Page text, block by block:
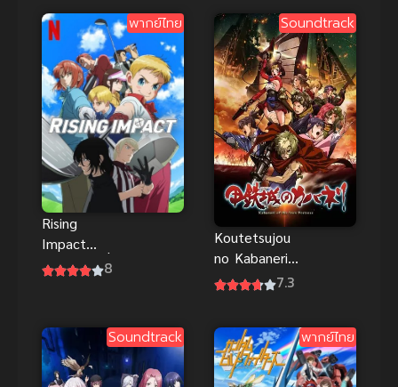
สเก็ต พากย์
ไทย
ที่ถูกไล่ออกจาก
ปาร์ตี้ผู้กล้าถูก
นักผจญภัย
ระดับ S รับตัว
ไป
พากย์ไทย
Rising
Impact
(2024) ไรซิ่ง
8
Soundtrack
Koutetsujou
no Kabaneri
ผ่าพิภพดงผีดิบ
7.3
Soundtrack พากย์ไทย